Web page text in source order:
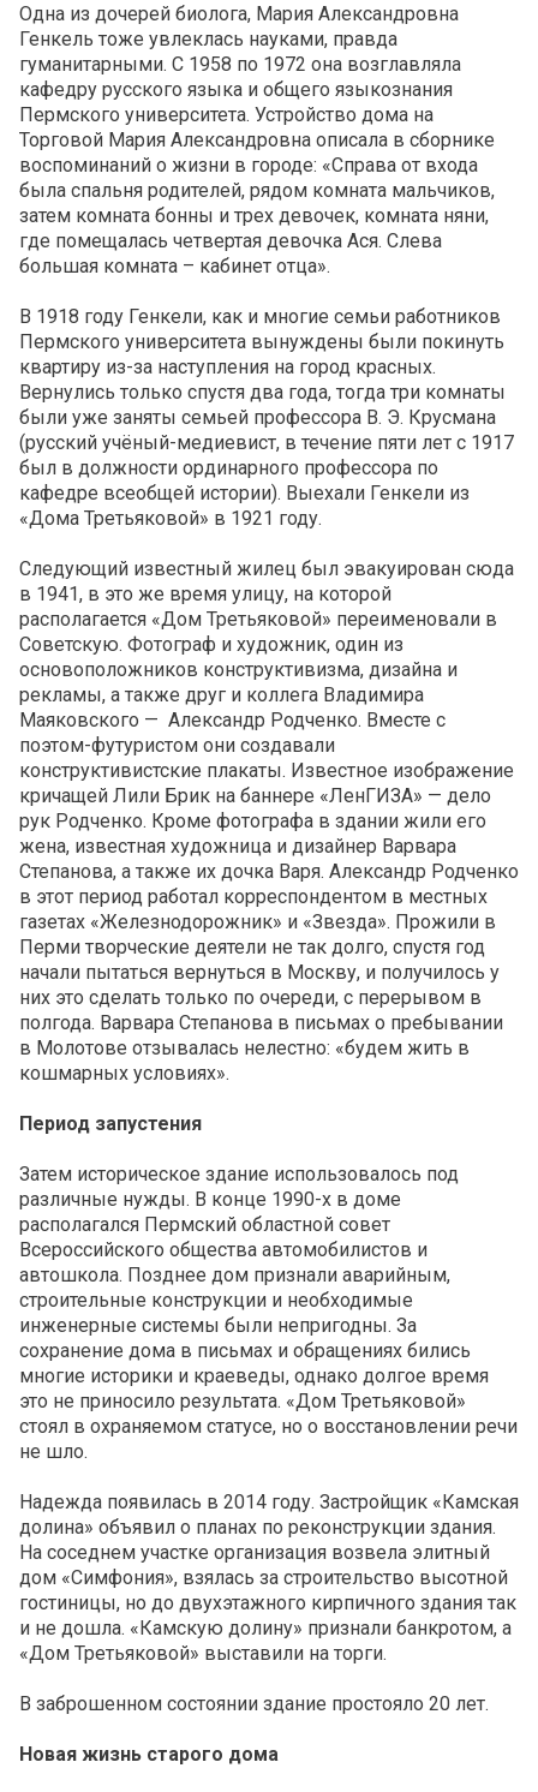
Одна из дочерей биолога, Мария Александровна
Генкель тоже увлеклась науками, правда
гуманитарными. С 1958 по 1972 она возглавляла
кафедру русского языка и общего языкознания
Пермского университета. Устройство дома на
Торговой Мария Александровна описала в сборнике
воспоминаний о жизни в городе: «Справа от входа
была спальня родителей, рядом комната мальчиков,
затем комната бонны и трех девочек, комната няни,
где помещалась четвертая девочка Ася. Слева
большая комната – кабинет отца».
В 1918 году Генкели, как и многие семьи работников
Пермского университета вынуждены были покинуть
квартиру из-за наступления на город красных.
Вернулись только спустя два года, тогда три комнаты
были уже заняты семьей профессора В. Э. Крусмана
(русский учёный-медиевист, в течение пяти лет с 1917
был в должности ординарного профессора по
кафедре всеобщей истории). Выехали Генкели из
«Дома Третьяковой» в 1921 году.
Следующий известный жилец был эвакуирован сюда
в 1941, в это же время улицу, на которой
располагается «Дом Третьяковой» переименовали в
Советскую. Фотограф и художник, один из
основоположников конструктивизма, дизайна и
рекламы, а также друг и коллега Владимира
Маяковского — Александр Родченко. Вместе с
поэтом-футуристом они создавали
конструктивистские плакаты. Известное изображение
кричащей Лили Брик на баннере «ЛенГИЗА» — дело
рук Родченко. Кроме фотографа в здании жили его
жена, известная художница и дизайнер Варвара
Степанова, а также их дочка Варя. Александр Родченко
в этот период работал корреспондентом в местных
газетах «Железнодорожник» и «Звезда». Прожили в
Перми творческие деятели не так долго, спустя год
начали пытаться вернуться в Москву, и получилось у
них это сделать только по очереди, с перерывом в
полгода. Варвара Степанова в письмах о пребывании
в Молотове отзывалась нелестно: «будем жить в
кошмарных условиях».
Период запустения
Затем историческое здание использовалось под
различные нужды. В конце 1990-х в доме
располагался Пермский областной совет
Всероссийского общества автомобилистов и
автошкола. Позднее дом признали аварийным,
строительные конструкции и необходимые
инженерные системы были непригодны. За
сохранение дома в письмах и обращениях бились
многие историки и краеведы, однако долгое время
это не приносило результата. «Дом Третьяковой»
стоял в охраняемом статусе, но о восстановлении речи
не шло.
Надежда появилась в 2014 году. Застройщик «Камская
долина» объявил о планах по реконструкции здания.
На соседнем участке организация возвела элитный
дом «Симфония», взялась за строительство высотной
гостиницы, но до двухэтажного кирпичного здания так
и не дошла. «Камскую долину» признали банкротом, а
«Дом Третьяковой» выставили на торги.
В заброшенном состоянии здание простояло 20 лет.
Новая жизнь старого дома